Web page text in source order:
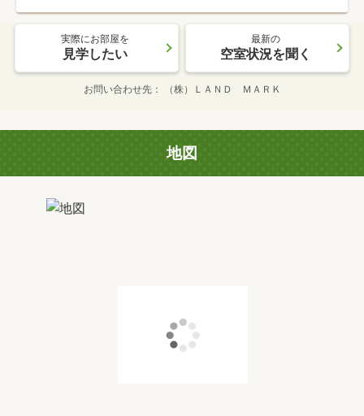
実際にお部屋を
見学したい
最新の
空室状況を聞く
お問い合わせ先 （株）ＬＡＮＤ ＭＡＲＫ
地図